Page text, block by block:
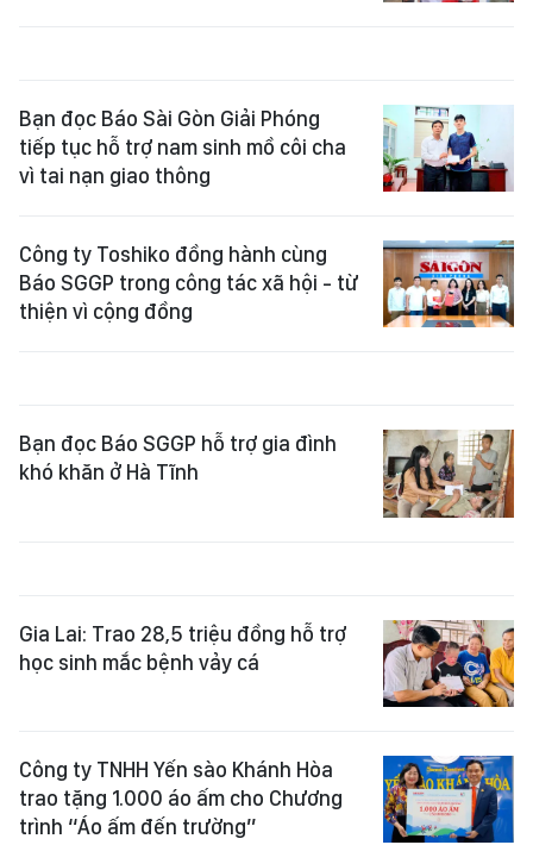
Bạn đọc Báo Sài Gòn Giải Phóng
tiếp tục hỗ trợ nam sinh mồ côi cha
vì tai nạn giao thông
Công ty Toshiko đồng hành cùng
Báo SGGP trong công tác xã hội - từ
thiện vì cộng đồng
Bạn đọc Báo SGGP hỗ trợ gia đình
khó khăn ở Hà Tĩnh
Gia Lai: Trao 28,5 triệu đồng hỗ trợ
học sinh mắc bệnh vảy cá
Công ty TNHH Yến sào Khánh Hòa
trao tặng 1.000 áo ấm cho Chương
trình “Áo ấm đến trường”